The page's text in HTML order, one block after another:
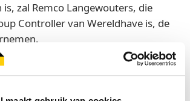
is, zal Remco Langewouters, die
Controller van Wereldhave is, de